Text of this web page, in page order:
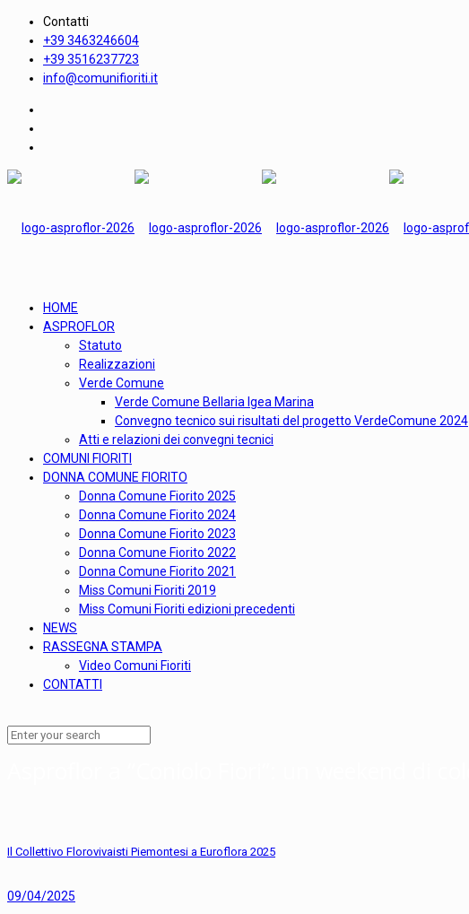
Contatti
+39 3463246604
+39 3516237723
info@comunifioriti.it
HOME
ASPROFLOR
Statuto
Realizzazioni
Verde Comune
Verde Comune Bellaria Igea Marina
Convegno tecnico sui risultati del progetto VerdeComune 2024
Atti e relazioni dei convegni tecnici
COMUNI FIORITI
DONNA COMUNE FIORITO
Donna Comune Fiorito 2025
Donna Comune Fiorito 2024
Donna Comune Fiorito 2023
Donna Comune Fiorito 2022
Donna Comune Fiorito 2021
Miss Comuni Fioriti 2019
Miss Comuni Fioriti edizioni precedenti
NEWS
RASSEGNA STAMPA
Video Comuni Fioriti
CONTATTI
Il Collettivo Florovivaisti Piemontesi a Euroflora 2025
09/04/2025